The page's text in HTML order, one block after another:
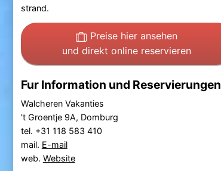
strand.
Preise hier ansehen
und direkt online reservieren
Fur Information und Reservierungen
Walcheren Vakanties
't Groentje 9A, Domburg
tel. +31 118 583 410
mail. E-mail
web. Website